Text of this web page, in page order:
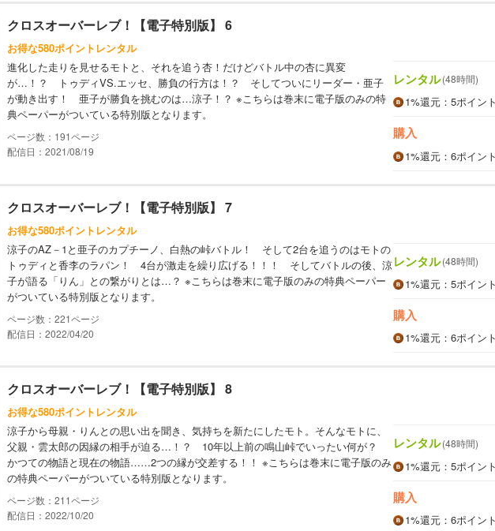
クロスオーバーレブ！【電子特別版】 6
お得な580ポイントレンタル
進化した走りを見せるモトと、それを追う杏！だけどバトル中の杏に異変
が…！？ トゥディVS.エッセ、勝負の行方は！？ そしてついにリーダー・亜子
が動き出す！ 亜子が勝負を挑むのは…涼子！？ ※こちらは巻末に電子版のみの特
典ペーパーがついている特別版となります。
191
配信日：2021/08/19
レンタル(48時間)
1%還元 ：5ポイン
購入
1%還元 ：6ポイン
クロスオーバーレブ！【電子特別版】 7
お得な580ポイントレンタル
涼子のAZ－1と亜子のカプチーノ、白熱の峠バトル！ そして2台を追うのはモトの
トゥディと香李のラパン！ 4台が激走を繰り広げる！！！ そしてバトルの後、涼
子が語る「りん」との繋がりとは…？ ※こちらは巻末に電子版のみの特典ペーパー
がついている特別版となります。
221
配信日：2022/04/20
レンタル(48時間)
1%還元 ：5ポイン
購入
1%還元 ：6ポイン
クロスオーバーレブ！【電子特別版】 8
お得な580ポイントレンタル
涼子から母親・りんとの思い出を聞き、気持ちを新たにしたモト。そんなモトに、
父親・雲太郎の因縁の相手が迫る…！？ 10年以上前の鳴山峠でいったい何が？
かつての物語と現在の物語……2つの縁が交差する！！ ※こちらは巻末に電子版のみ
の特典ペーパーがついている特別版となります。
211
配信日：2022/10/20
レンタル(48時間)
1%還元 ：5ポイン
購入
1%還元 ：6ポイン